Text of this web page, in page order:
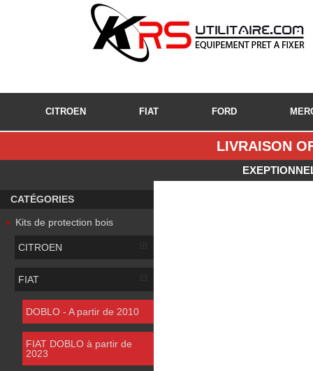
CITROEN FIAT FORD
LIVRAISON
CATÉGORIES
Kits de protection bois
CITROEN
FIAT
DOBLO - A partir de 2010
FIAT DOBLO à partir de
2023